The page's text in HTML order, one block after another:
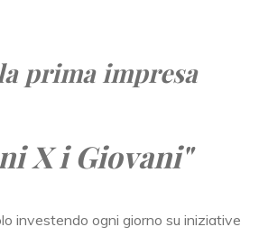
prima impresa
X i Giovani"
investendo ogni giorno su iniziative